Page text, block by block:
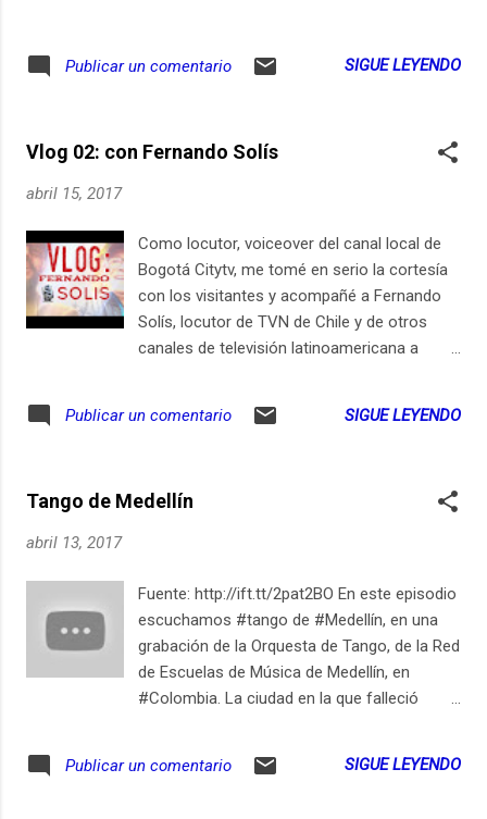
Publicar un comentario SIGUE LEYENDO
Vlog 02: con Fernando Solís
abril 15, 2017
Como locutor, voiceover del canal local de
Bogotá Citytv, me tomé en serio la cortesía
con los visitantes y acompañé a Fernando
Solís, locutor de TVN de Chile y de otros
canales de televisión latinoamericana a
locutor chileno. Luego hicimos una pausa
los talleres de voz del Encuentro Nacional de
O en iTunes y otros servicios de podcast:
http://ift.tt/2cdsd32 Suscríbete en iPhone /
iPad
Publicar un comentario SIGUE LEYENDO
Tango de Medellín
abril 13, 2017
Fuente: http://ift.tt/2pat2BO En este episodio
escuchamos #tango de #Medellín, en una
grabación de la Orquesta de Tango, de la Red
de Escuelas de Música de Medellín, en
#Colombia. La ciudad en la que falleció
tangos y #milongas, que se plasma en esta
Publicar un comentario SIGUE LEYENDO